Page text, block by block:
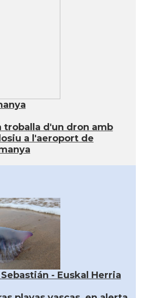
troballa d'un dron amb
a l'aeroport de
- Euskal Herria